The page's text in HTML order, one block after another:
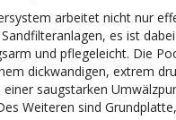
arbeitet nicht nur
es ist
und pflegeleicht. Die
dickwandigen, extrem
einer saugstarken
Weiteren sind